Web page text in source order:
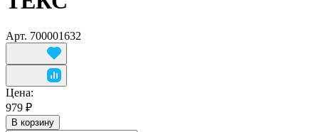
Арт. 700001632
Цена:
979 ₽
В корзину